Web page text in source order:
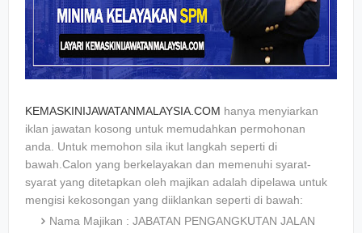
KEMASKINIJAWATANMALAYSIA.COM hanya menyiarkan
iklan jawatan kosong untuk memudahkan permohonan
anda. Untuk memohon sila ikut langkah seperti di
bawah.Calon yang berkelayakan dan memenuhi syarat-
syarat yang ditetapkan oleh majikan adalah dipelawa untuk
mengisi kekosongan yang diiklankan seperti di bawah:
Nama Majikan : JABATAN PENGANGKUTAN JALAN